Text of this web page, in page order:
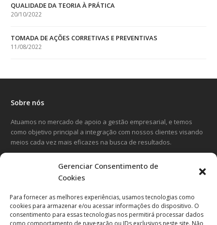
Gerenciar Consentimento de
Cookies
Para fornecer as melhores experiências, usamos tecnologias como
cookies para armazenar e/ou acessar informações do dispositivo. O
consentimento para essas tecnologias nos permitirá processar dados
como comportamento de navegação ou IDs exclusivos neste site. Não
QUALIDADE DA TEORIA À PRÁTICA
20/10/2022
TOMADA DE AÇÕES CORRETIVAS E PREVENTIVAS
11/08/2022
Sobre nós
Atuamos no mercado de apoio a gestão empresarial, e temos
como objetivo principal a integração com nossos clientes visando
meios cada vez mais eficazes na busca de resultados.
FacebookInstagram
Entre em contato
Avenida Cândido Hartmann, 570